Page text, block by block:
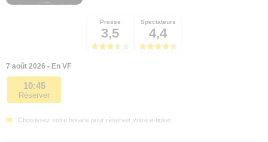
Presse
3,5
Spectateurs
4,4
7 août 2026 - En VF
10:45
Réserver
Choisissez votre horaire pour réserver votre e-ticket.